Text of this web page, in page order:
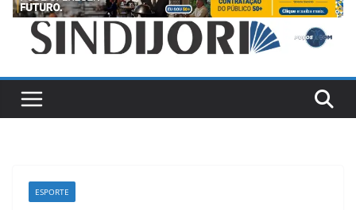
ESPORTE